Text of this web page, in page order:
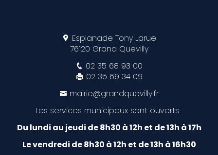
Esplanade Tony Larue
76120 Grand Quevilly
02 35 68 93 00
02 35 69 34 09
mairie@grandquevilly.fr
Les services municipaux sont ouverts :
Du lundi au jeudi de 8h30 à 12h et de 13h à 17h
Le vendredi de 8h30 à 12h et de 13h à 16h30